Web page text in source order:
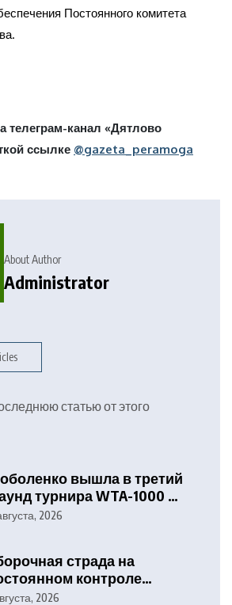
Постоянного комитета
телеграм-канал «Дятлово
ссылке @gazeta_peramoga
About Author
Administrator
статью от этого
вышла в третий
турнира WTA-1000 в
2026
страда на
контроле
профсоюза и
2026